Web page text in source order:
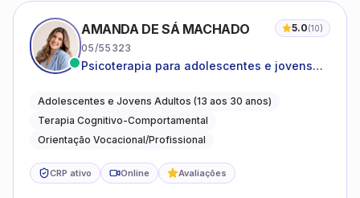
AMANDA DE SÁ MACHADO 5.0(10)
05/55323
Psicoterapia para adolescentes e jovens
autoestima, relações e orientação
profissional
Adolescentes e Jovens Adultos (13 aos 30 anos)
Terapia Cognitivo-Comportamental
Orientação Vocacional/Profissional
CRP ativo Online Avaliações